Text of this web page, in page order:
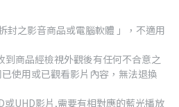
封之影音商品或電腦軟體 」，不適用
到商品經檢視外觀後有任何不合意之
使用或已觀看影片內容，無法退換
UHD影片,需要有相對應的藍光播放